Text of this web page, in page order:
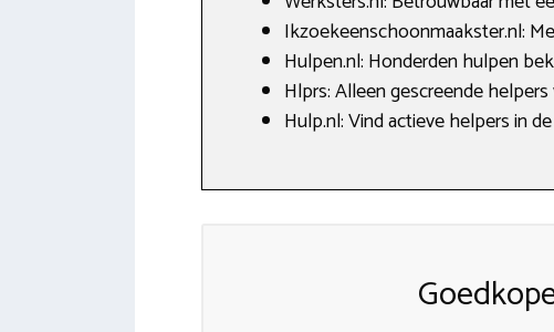
Ikzoekeenschoonmaakster.nl:
Hulpen.nl: Honderden hulpen
Hlprs: Alleen gescreende
Hulp.nl: Vind actieve helpers in